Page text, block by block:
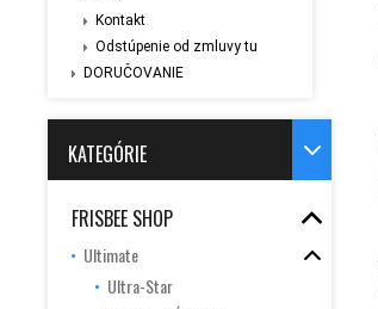
Kontakt
Odstúpenie od zmluvy tu
DORUČOVANIE
KATEGÓRIE
FRISBEE SHOP
Ultimate
Ultra-Star